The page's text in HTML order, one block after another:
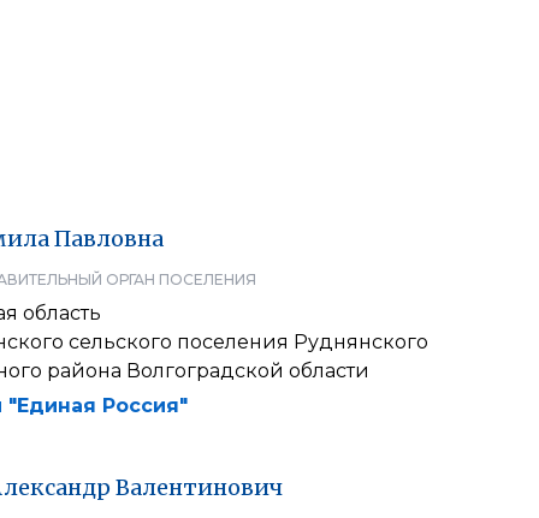
Павловна
ОРГАН ПОСЕЛЕНИЯ
область
сельского поселения Руднянского
района Волгоградской области
"Единая Россия"
Валентинович